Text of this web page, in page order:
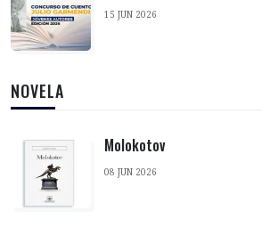
15 JUN 2026
NOVELA
Molokotov
08 JUN 2026